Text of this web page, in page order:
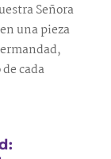
Señora
una pieza
cada